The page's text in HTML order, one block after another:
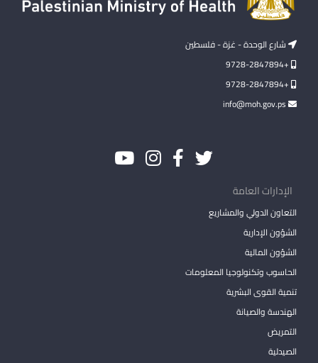
شارع الوحدة - غزة - فلسطين
+9728-2847894
+9728-2847894
الإدارات العامة
التعاون الدولي والمشاريع
الشؤون الإدارية
الشؤون المالية
الحاسوب وتكنولوجيا المعلومات
تنمية القوى البشرية
الهندسة والصيانة
التمريض
الصيدلية